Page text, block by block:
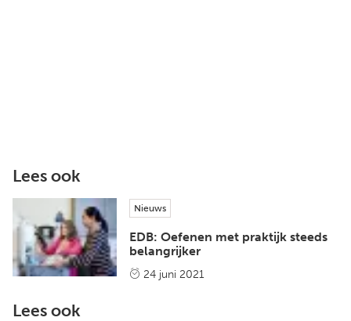
Lees ook
Nieuws
EDB: Oefenen met praktijk steeds
belangrijker
24 juni 2021
Lees ook